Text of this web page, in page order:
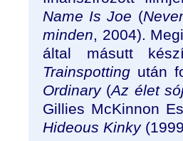
Name Is Joe (
minden, 2004).
által másutt
Trainspotting után
Ordinary(Az élet
Gillies McKinnon
Hideous Kinky